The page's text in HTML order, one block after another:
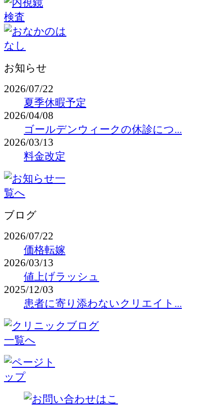
お知らせ
2026/07/22
夏季休暇予定
2026/04/08
ゴールデンウィークの休診につ...
2026/03/13
料金改定
ブログ
2026/07/22
価格転嫁
2026/03/13
値上げラッシュ
2025/12/03
患者に寄り添わないクリエイト...